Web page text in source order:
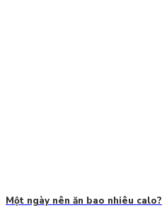
Một ngày nên ăn bao nhiêu calo?